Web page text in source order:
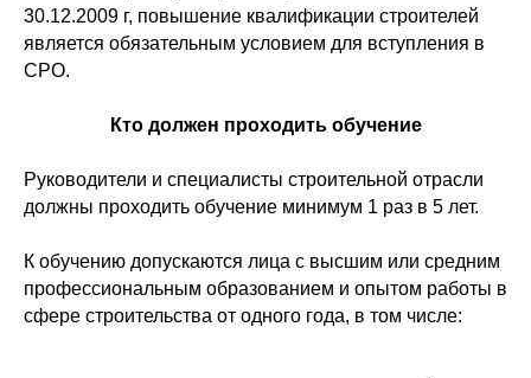
30.12.2009 г, повышение квалификации строителей
является обязательным условием для вступления в
СРО.
Кто должен проходить обучение
Руководители и специалисты строительной отрасли
должны проходить обучение минимум 1 раз в 5 лет.
К обучению допускаются лица с высшим или средним
профессиональным образованием и опытом работы в
сфере строительства от одного года, в том числе: